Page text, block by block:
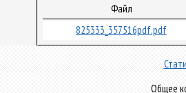
Файл
825333_357516pdf.pdf
Общее